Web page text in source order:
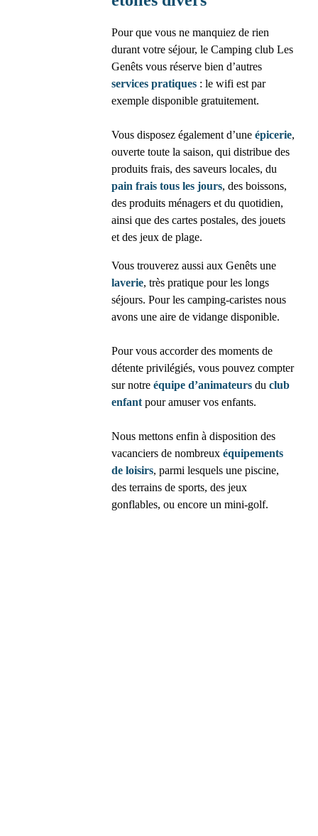
Pour que vous ne manquiez de rien
durant votre séjour, le Camping club Les
Genêts vous réserve bien d’autres
services pratiques: le wifi est par
exemple disponible gratuitement.
Vous disposez également d’une épicerie,
ouverte toute la saison, qui distribue des
produits frais, des saveurs locales, du
pain frais tous les jours, des boissons,
des produits ménagers et du quotidien,
ainsi que des cartes postales, des jouets
et des jeux de plage.
Vous trouverez aussi aux Genêts une
laverie, très pratique pour les longs
séjours. Pour les camping-caristes nous
avons une aire de vidange disponible.
Pour vous accorder des moments de
détente privilégiés, vous pouvez compter
sur notre équipe d’animateursdu club
enfantpour amuser vos enfants.
Nous mettons enfin à disposition des
vacanciers de nombreux équipements
de loisirs, parmi lesquels une piscine,
des terrains de sports, des jeux
gonflables, ou encore un mini-golf.